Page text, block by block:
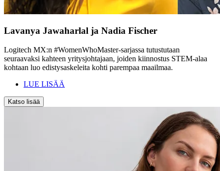
Lavanya Jawaharlal ja Nadia Fischer
Logitech MX:n #WomenWhoMaster-sarjassa tutustutaan
seuraavaksi kahteen yritysjohtajaan, joiden kiinnostus STEM-alaa
kohtaan luo edistysaskeleita kohti parempaa maailmaa.
LUE LISÄÄ
Katso lisää